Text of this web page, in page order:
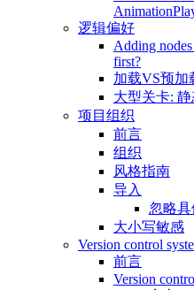
逻辑偏好
Adding
first?
加载VS预加
大型关卡:
项目组织
前言
组织
风格指南
导入
忽略
大小写敏感
Version control
前言
Version